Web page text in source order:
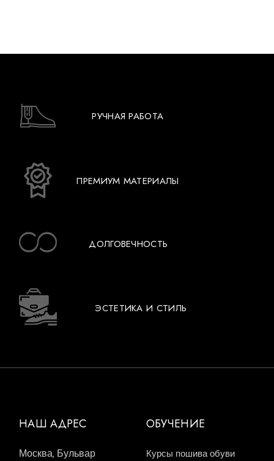
РУЧНАЯ РАБОТА
ПРЕМИУМ МАТЕРИАЛЫ
ДОЛГОВЕЧНОСТЬ
ЭСТЕТИКА И СТИЛЬ
НАШ АДРЕС
Москва, Бульвар
ОБУЧЕНИЕ
Курсы пошива обуви